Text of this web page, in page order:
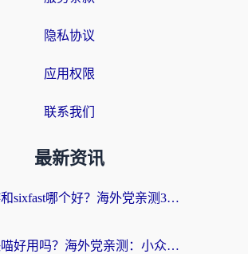
隐私协议
应用权限
联系我们
最新资讯
雷神手游和sixfast哪个好？海外党亲测3款回国加速器，教你选对不踩坑
穿梭和快喵好用吗？海外党亲测：小众加速器对比+番茄加速器深度体验